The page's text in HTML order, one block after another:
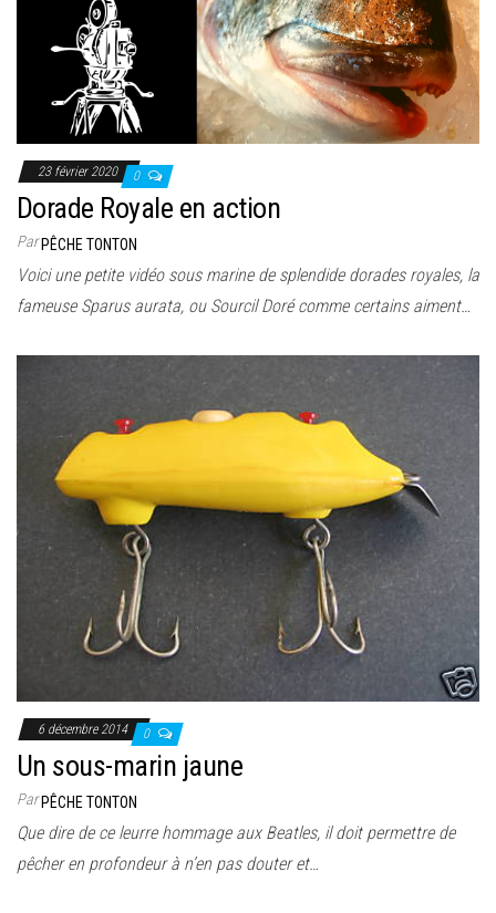
23 février 2020 0
Dorade Royale en action
ParPÊCHE TONTON
Voici une petite vidéo sous marine de splendide dorades royales, la
fameuse Sparus aurata, ou Sourcil Doré comme certains aiment…
6 décembre 2014 0
Un sous-marin jaune
ParPÊCHE TONTON
Que dire de ce leurre hommage aux Beatles, il doit permettre de
pêcher en profondeur à n’en pas douter et…